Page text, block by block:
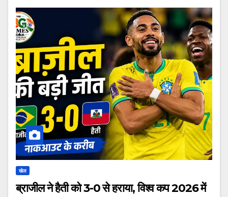
खेल
ब्राजील ने हैती को 3-0 से हराया, विश्व कप 2026 में